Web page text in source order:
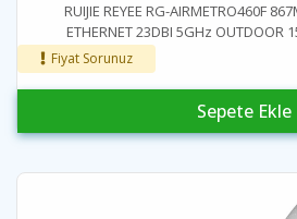
RUIJIE REYEE RG-AIRMETRO460F
ETHERNET 23DBI 5GHz OUTDOOR
Fiyat Sorunuz
Sepete Ekle